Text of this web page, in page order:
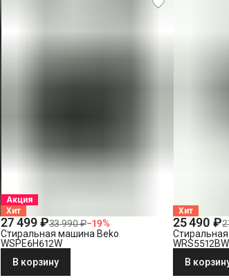
Акция
Хит
27 499 ₽33 990 ₽−19%
Стиральная машина Beko
WSPE6H612W
В корзину
Хит
25 490 ₽
В